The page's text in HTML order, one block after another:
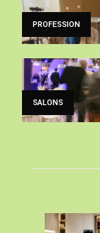
PROFESSION
SALONS